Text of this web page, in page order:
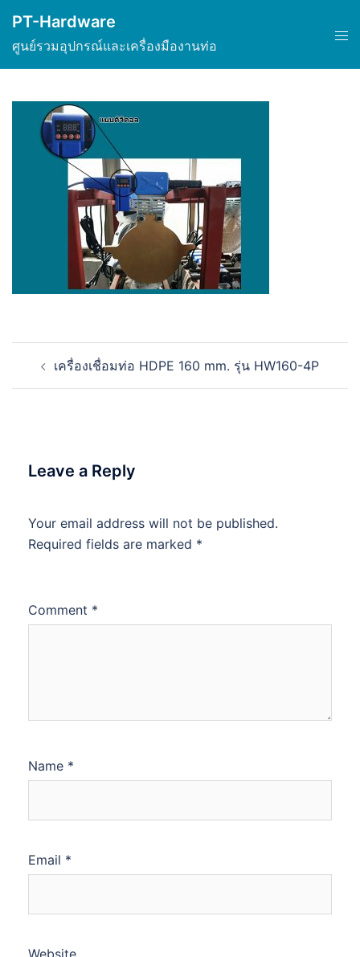
content
PT-Hardware
ศูนย์รวมอุปกรณ์และเครื่องมืองานท่อ
navigation
เครื่องเชื่อมท่อ HDPE 160 mm. รุ่น HW160-4P
Leave a Reply
Your email address will not be published.
Required fields are marked *
Comment *
Name *
Email *
Website